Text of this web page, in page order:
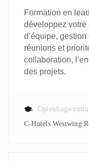
Formation en
développez votre
d’équipe,
réunions et
collaboration,
des projets.
Opleidingscentra
C-Hotels Westwing